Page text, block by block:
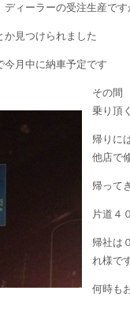
ィーラーの受注生産です
か見つけられました
今月中に納車予定です
その間
乗り頂
帰りに
他店で
帰って
片道４
帰社は
れ様で
何時も